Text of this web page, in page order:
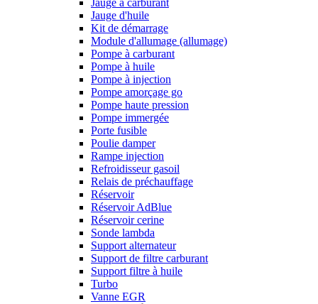
Jauge à carburant
Jauge d'huile
Kit de démarrage
Module d'allumage (allumage)
Pompe à carburant
Pompe à huile
Pompe à injection
Pompe amorçage go
Pompe haute pression
Pompe immergée
Porte fusible
Poulie damper
Rampe injection
Refroidisseur gasoil
Relais de préchauffage
Réservoir
Réservoir AdBlue
Réservoir cerine
Sonde lambda
Support alternateur
Support de filtre carburant
Support filtre à huile
Turbo
Vanne EGR